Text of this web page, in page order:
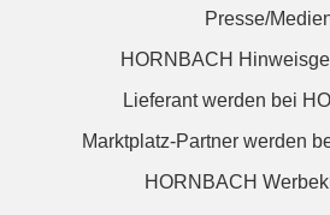
Presse/
HORNBACH
Lieferant werden bei
Marktplatz-Partner werden
HORNBACH